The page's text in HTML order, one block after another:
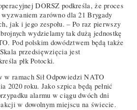
DORSZ podkreśla, że proces
zarówno dla 21 Brygady
jak i jego zespołu. – Po raz pierwszy
wydzielamy tak dużą jednostkę
Pod polskim dowództwem będą także
przedsięwzięcia jest
płk Potocki.
w ramach Sił Odpowiedzi NATO
2020 roku. Jako szpica będą pełnić
alarmu w ciągu dwóch dni
w dowolnym miejscu na świecie.